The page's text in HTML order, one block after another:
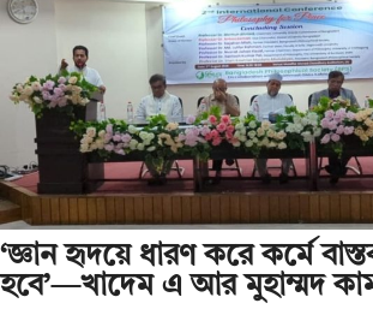
‘জ্ঞান হৃদয়ে ধারণ করে কর্মে
হবে’—খাদেম এ আর মুহাম্মদ